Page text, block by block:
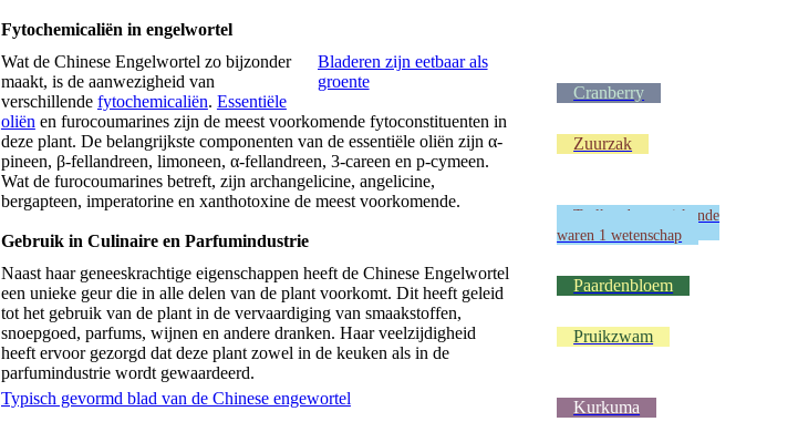
Fytochemicaliën in engelwortel
Bladeren zijn eetbaar als
groente
Wat de Chinese Engelwortel zo bijzonder
maakt, is de aanwezigheid van
verschillende fytochemicaliën. Essentiële
oliën en furocoumarines zijn de meest voorkomende fytoconstituenten in
deze plant. De belangrijkste componenten van de essentiële oliën zijn α-
pineen, β-fellandreen, limoneen, α-fellandreen, 3-careen en p-cymeen.
Wat de furocoumarines betreft, zijn archangelicine, angelicine,
bergapteen, imperatorine en xanthotoxine de meest voorkomende.
Gebruik in Culinaire en Parfumindustrie
Naast haar geneeskrachtige eigenschappen heeft de Chinese Engelwortel
een unieke geur die in alle delen van de plant voorkomt. Dit heeft geleid
tot het gebruik van de plant in de vervaardiging van smaakstoffen,
snoepgoed, parfums, wijnen en andere dranken. Haar veelzijdigheid
heeft ervoor gezorgd dat deze plant zowel in de keuken als in de
parfumindustrie wordt gewaardeerd.
Typisch gevormd blad van de Chinese engewortel
Cranberry
Zuurzak
Taalkunde en wiskunde
waren 1 wetenschap
Paardenbloem
Pruikzwam
Kurkuma